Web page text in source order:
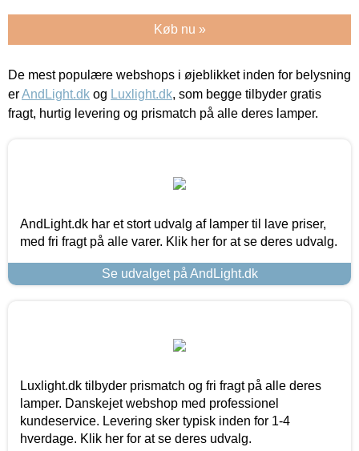
Køb nu »
De mest populære webshops i øjeblikket inden for belysning
erAndLight.dk og Luxlight.dk, som begge tilbyder gratis
fragt, hurtig levering og prismatch på alle deres lamper.
AndLight.dk har et stort udvalg af lamper til lave priser,
med fri fragt på alle varer. Klik her for at se deres udvalg.
Se udvalget på AndLight.dk
Luxlight.dk tilbyder prismatch og fri fragt på alle deres
lamper. Danskejet webshop med professionel
kundeservice. Levering sker typisk inden for 1-4
hverdage. Klik her for at se deres udvalg.